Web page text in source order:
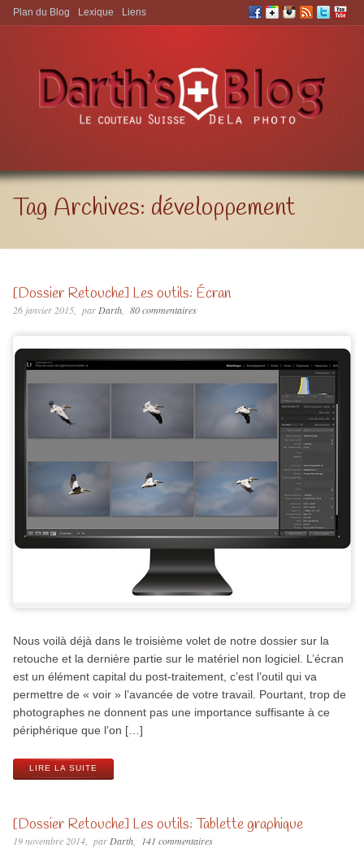
Aller à:
Plan du Blog Lexique Liens
Tag Archives: développement
[Dossier Retouche] Les outils: Écran
26 janvier 2015 parDarth 80 commentaires
Nous voilà déjà dans le troisième volet de notre dossier sur la
retouche et la dernière partie sur le matériel non logiciel. L’écran
est un élément capital du post-traitement, c’est l’outil qui va
permettre de « voir » l’avancée de votre travail. Pourtant, trop de
photographes ne donnent pas une importance suffisante à ce
périphérique que l’on […]
LIRE LA SUITE
[Dossier Retouche] Les outils: Tablette graphique
19 novembre 2014 par Darth 141 commentaires